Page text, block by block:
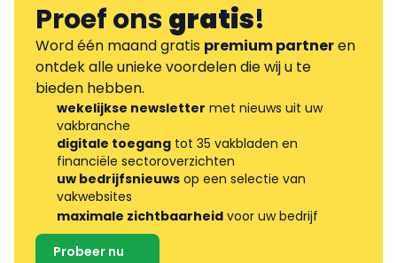
Proef onsgratis!
Word één maand gratis premium partneren
ontdek alle unieke voordelen die wij u te
bieden hebben.
wekelijkse newsletter met nieuws uit uw
vakbranche
digitale toegang tot 35 vakbladen en
financiële sectoroverzichten
uw bedrijfsnieuws op een selectie van
vakwebsites
maximale zichtbaarheid voor uw bedrijf
Probeer nu